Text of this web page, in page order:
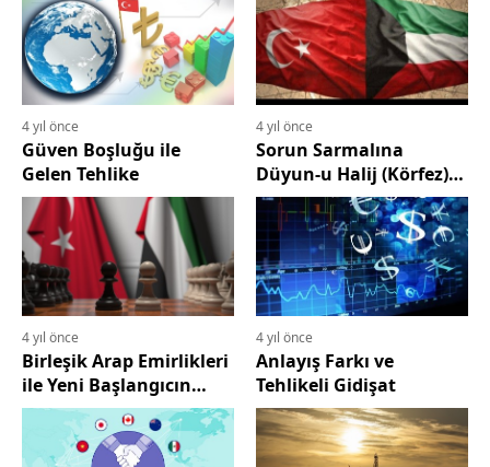
4 yıl önce
Güven Boşluğu ile
Gelen Tehlike
4 yıl önce
Sorun Sarmalına
Düyun-u Halij (Körfez)
Eklemesi
4 yıl önce
Birleşik Arap Emirlikleri
ile Yeni Başlangıcın
Olası Sonuçları
4 yıl önce
Anlayış Farkı ve
Tehlikeli Gidişat